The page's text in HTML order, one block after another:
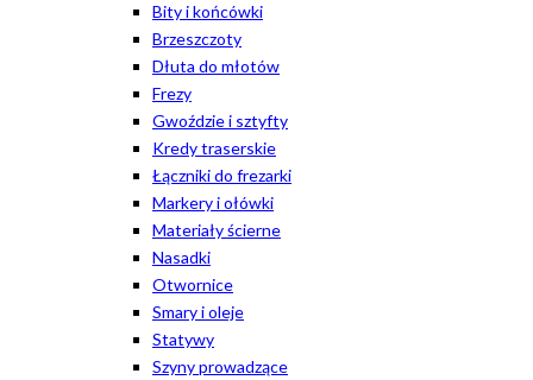
Bity i końcówki
Brzeszczoty
Dłuta do młotów
Frezy
Gwoździe i sztyfty
Kredy traserskie
Łączniki do frezarki
Markery i ołówki
Materiały ścierne
Nasadki
Otwornice
Smary i oleje
Statywy
Szyny prowadzące